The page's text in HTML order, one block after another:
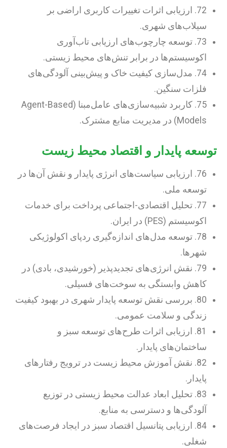
72. ارزیابی اثرات تغییرات کاربری اراضی بر
سیلاب‌های شهری.
73. توسعه چارچوب‌های ارزیابی تاب‌آوری
اکوسیستم‌ها در برابر تنش‌های محیط زیستی.
74. مدل‌سازی کیفیت خاک و پیش‌بینی آلودگی‌های
فلزات سنگین.
75. کاربرد شبیه‌سازی‌های عامل‌مبنا (Agent-Based
Models) در مدیریت منابع مشترک.
توسعه پایدار و اقتصاد محیط زیست
76. ارزیابی سیاست‌های انرژی پایدار و نقش آن‌ها در
توسعه ملی.
77. تحلیل اقتصادی-اجتماعی پرداخت برای خدمات
اکوسیستم (PES) در ایران.
78. توسعه مدل‌های اندازه‌گیری ردپای اکولوژیکی
شهرها.
79. نقش انرژی‌های تجدیدپذیر (خورشیدی، بادی) در
کاهش وابستگی به سوخت‌های فسیلی.
80. بررسی نقش توسعه پایدار شهری در بهبود کیفیت
زندگی و سلامت عمومی.
81. ارزیابی اثرات طرح‌های توسعه سبز و
ساختمان‌های پایدار.
82. نقش آموزش محیط زیست در ترویج رفتارهای
پایدار.
83. تحلیل ابعاد عدالت محیط زیستی در توزیع
آلودگی‌ها و دسترسی به منابع.
84. ارزیابی پتانسیل اقتصاد سبز در ایجاد فرصت‌های
شغلی.